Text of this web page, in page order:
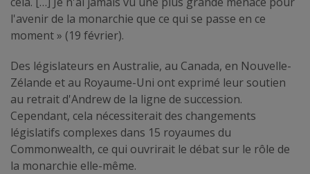
l'avenir de la monarchie que ce qui se passe en ce
moment » (19 février).
Des législateurs en Australie, au Canada, en Nouvelle-
Zélande et au Royaume-Uni ont exprimé leur soutien
au retrait d'Andrew de la ligne de succession.
Cependant, cela nécessiterait des changements
législatifs complexes dans 15 royaumes du
Commonwealth, ce qui ouvrirait le débat sur le rôle de
la monarchie elle-même.